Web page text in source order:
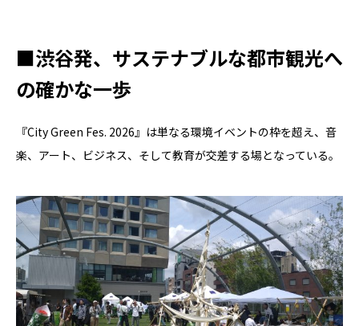
■渋谷発、サステナブルな都市観光へ
の確かな一歩
『City Green Fes. 2026』は単なる環境イベントの枠を超え、音
楽、アート、ビジネス、そして教育が交差する場となっている。